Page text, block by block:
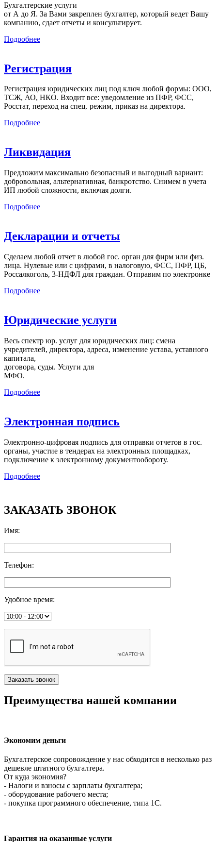
Бухгалтерские услуги
от А до Я. За Вами закреплен бухгалтер, который ведет Вашу
компанию, сдает отчеты и консультирует.
Подробнее
Регистрация
Регистрация юридических лиц под ключ любой формы: ООО,
ТСЖ, АО, НКО. Входит все: уведомление из ПФР, ФСС,
Росстат, переход на спец. режим, приказ на директора.
Подробнее
Ликвидация
Предложим максимально безопасный и выгодный вариант:
добровольная, альтернативная, банкротство. Снимем в учета
ИП любой сложности, включая долги.
Подробнее
Декларации и отчеты
Сделаем любой отчет в любой гос. орган для фирм или физ.
лица. Нулевые или с цифрами, в налоговую, ФСС, ПФР, ЦБ,
Россалкоголь, 3-НДФЛ для граждан. Отправим по электронке
Подробнее
Юридические услуги
Весь спектр юр. услуг для юридических лиц: смена
учредителей, директора, адреса, изменение устава, уставного
капитала,
договора, суды. Услуги для
МФО.
Подробнее
Электронная подпись
Электронно-цифровая подпись для отправки отчетов в гос.
органы, участие в тендерах на электронных площадках,
подключение к электронному документообороту.
Подробнее
ЗАКАЗАТЬ ЗВОНОК
Имя:
Телефон:
Удобное время:
Преимущества нашей компании
Экономим деньги
Бухгалтерское сопровождение у нас обходится в несколько раз
дешевле штатного бухгалтера.
От куда экономия?
- Налоги и взносы с зарплаты бухгалтера;
- оборудование рабочего места;
- покупка программного обеспечение, типа 1С.
Гарантия на оказанные услуги